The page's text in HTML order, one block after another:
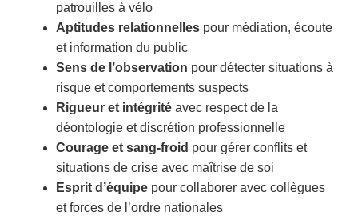
patrouilles à vélo
Aptitudes relationnelles pour médiation, écoute
et information du public
Sens de l’observation pour détecter situations à
risque et comportements suspects
Rigueur et intégrité avec respect de la
déontologie et discrétion professionnelle
Courage et sang-froid pour gérer conflits et
situations de crise avec maîtrise de soi
Esprit d’équipe pour collaborer avec collègues
et forces de l’ordre nationales